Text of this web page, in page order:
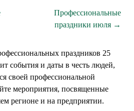
Профессиональные
праздники июля →
праздников 25
события и даты в честь людей,
своей профессиональной
мероприятия, посвященные
регионе и на предприятии.